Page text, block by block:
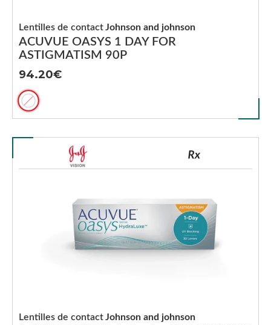
ACUVUE OASYS 1 DAY FOR
ASTIGMATISM 90P
Lentilles de contactJohnson and johnson
94.20
Lentilles de contactJohnson and johnson